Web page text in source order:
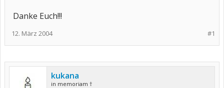
Danke Euch!!!
#1
12. März 2004
kukana
in memoriam †